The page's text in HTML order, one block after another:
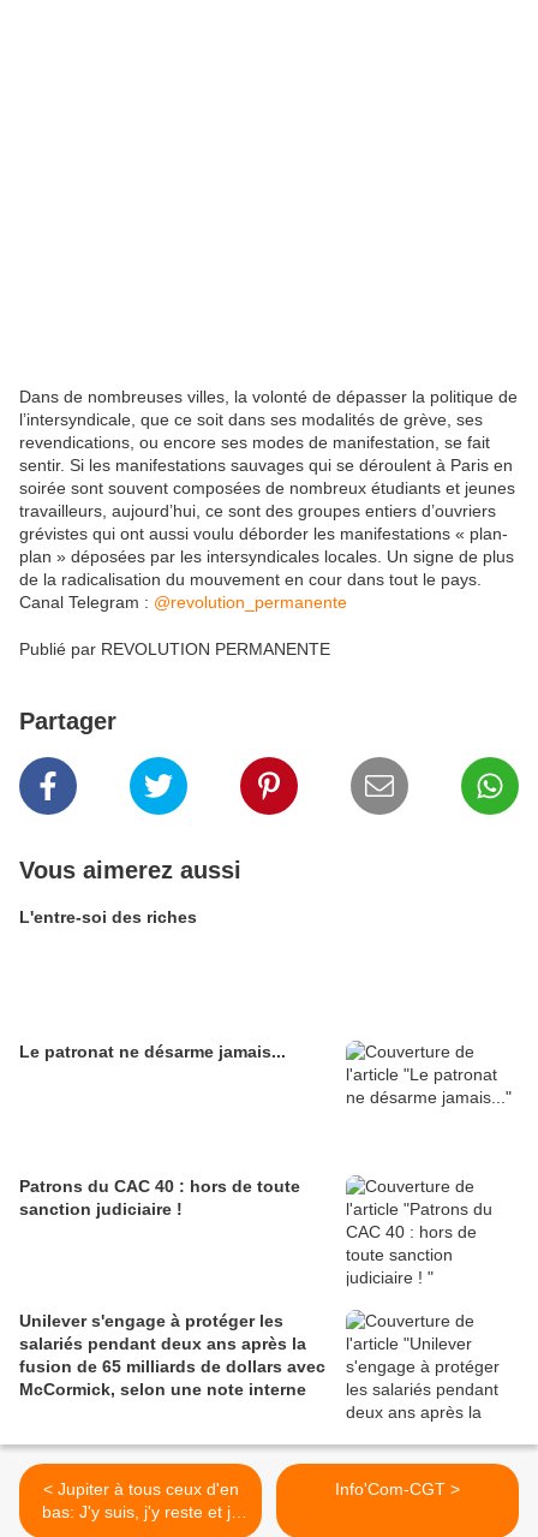
Dans de nombreuses villes, la volonté de dépasser la politique de
l’intersyndicale, que ce soit dans ses modalités de grève, ses
revendications, ou encore ses modes de manifestation, se fait
sentir. Si les manifestations sauvages qui se déroulent à Paris en
soirée sont souvent composées de nombreux étudiants et jeunes
travailleurs, aujourd’hui, ce sont des groupes entiers d’ouvriers
grévistes qui ont aussi voulu déborder les manifestations « plan-
plan » déposées par les intersyndicales locales. Un signe de plus
de la radicalisation du mouvement en cour dans tout le pays.
Canal Telegram : @revolution_permanente
Publié par REVOLUTION PERMANENTE
Partager
Vous aimerez aussi
L'entre-soi des riches
Le patronat ne désarme jamais...
Patrons du CAC 40 : hors de toute
sanction judiciaire !
Unilever s'engage à protéger les
salariés pendant deux ans après la
fusion de 65 milliards de dollars avec
McCormick, selon une note interne
< Jupiter à tous ceux d'en
bas: J'y suis, j'y reste et je
Info'Com-CGT >